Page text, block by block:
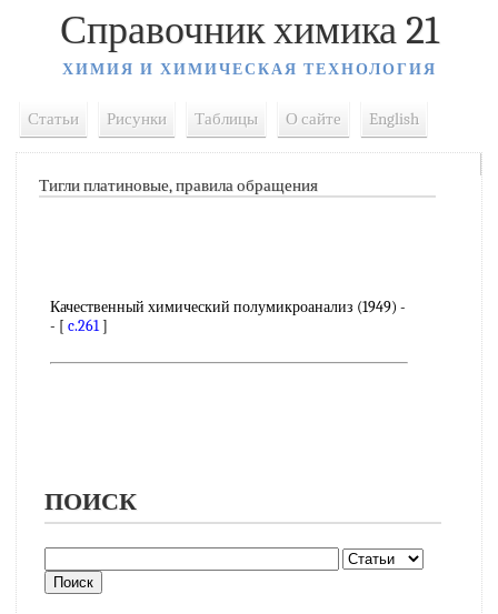
Справочник химика 21
ХИМИЯ И ХИМИЧЕСКАЯ ТЕХНОЛОГИЯ
Статьи Рисунки Таблицы О сайте English
Тигли платиновые, правила обращения
Качественный химический полумикроанализ (1949) -
- [ c.261]
ПОИСК